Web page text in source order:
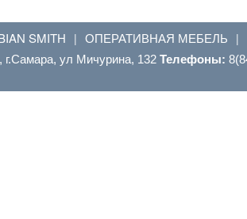
SMITH | ОПЕРАТИВНАЯ МЕБЕЛЬ |
г.Самара, ул Мичурина, 132 Телефоны: